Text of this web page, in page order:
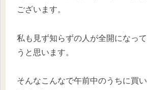
ございます。
私も見ず知らずの人が全開になっ
うと思います。
そんなこんなで午前中のうちに買